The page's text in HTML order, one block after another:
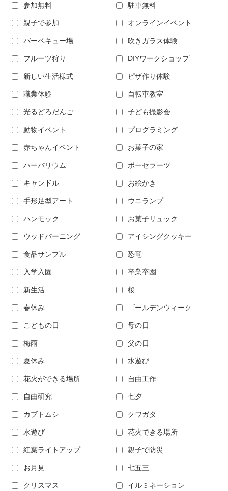
参加無料 駐車無料
親子で参加 オンラインイベント
バーベキュー場 吹きガラス体験
フルーツ狩り DIYワークショップ
新しい生活様式 ピザ作り体験
職業体験 自転車教室
光るどろだんご 子ども撮影会
動物イベント プログラミング
赤ちゃんイベント お菓子の家
ハーバリウム ポーセラーツ
キャンドル お絵かき
手形足型アート ウニランプ
ハンモック お菓子リュック
ウッドバーニング アイシングクッキー
食品サンプル 恐竜
入学入園 卒業卒園
新生活 桜
春休み ゴールデンウィーク
こどもの日 母の日
梅雨 父の日
夏休み 水遊び
花火ができる場所 自由工作
自由研究 七夕
カブトムシ クワガタ
水遊び 花火できる場所
紅葉ライトアップ 親子で防災
お月見 七五三
クリスマス イルミネーション